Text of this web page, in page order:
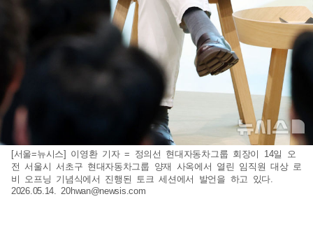
[서울=뉴시스] 이영환 기자 = 정의선 현대자동차그룹 회장이 14일 오
전 서울시 서초구 현대자동차그룹 양재 사옥에서 열린 임직원 대상 로
비 오프닝 기념식에서 진행된 토크 세션에서 발언을 하고 있다.
2026.05.14.20hwan@newsis.com